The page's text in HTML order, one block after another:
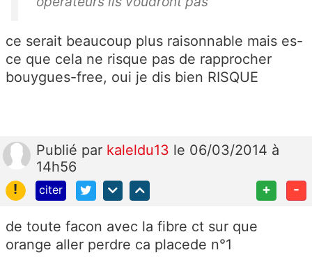
ce serait beaucoup plus raisonnable mais es-
ce que cela ne risque pas de rapprocher
bouygues-free, oui je dis bien RISQUE
Publié par kaleldu13 le 06/03/2014 à
14h56
!
citer + -
de toute facon avec la fibre ct sur que
orange aller perdre ca placede n°1